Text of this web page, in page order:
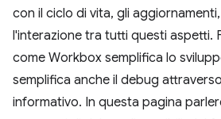
con il ciclo di vita, gli
l'interazione tra tutti questi aspetti.
come Workbox semplifica lo
semplifica anche il debug
informativo. In questa pagina